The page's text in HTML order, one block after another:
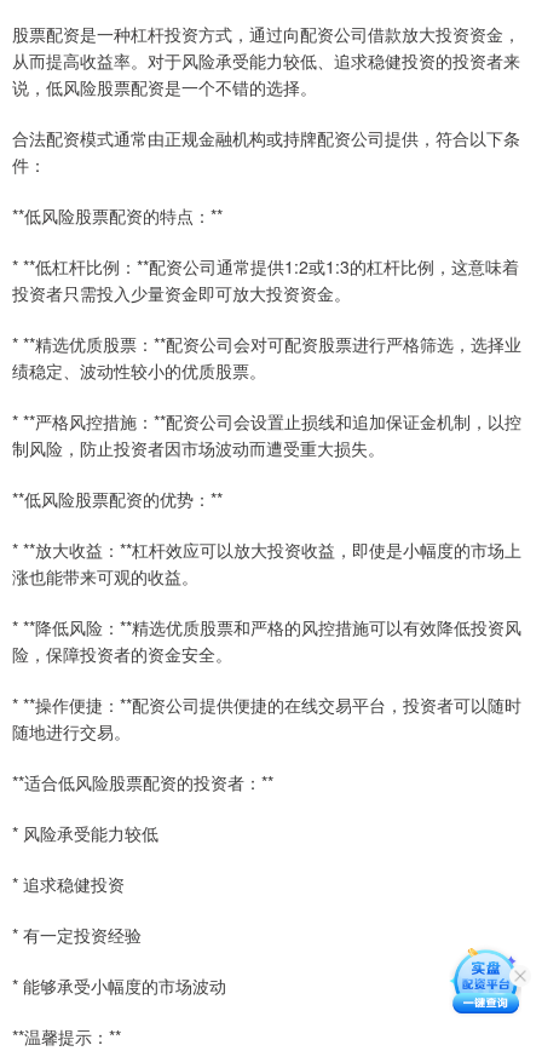
股票配资是一种杠杆投资方式，通过向配资公司借款放大投资资金，
从而提高收益率。对于风险承受能力较低、追求稳健投资的投资者来
说，低风险股票配资是一个不错的选择。
合法配资模式通常由正规金融机构或持牌配资公司提供，符合以下条
件：
**低风险股票配资的特点：**
* **低杠杆比例：**配资公司通常提供1:2或1:3的杠杆比例，这意味着
投资者只需投入少量资金即可放大投资资金。
* **精选优质股票：**配资公司会对可配资股票进行严格筛选，选择业
绩稳定、波动性较小的优质股票。
* **严格风控措施：**配资公司会设置止损线和追加保证金机制，以控
制风险，防止投资者因市场波动而遭受重大损失。
**低风险股票配资的优势：**
* **放大收益：**杠杆效应可以放大投资收益，即使是小幅度的市场上
涨也能带来可观的收益。
* **降低风险：**精选优质股票和严格的风控措施可以有效降低投资风
险，保障投资者的资金安全。
* **操作便捷：**配资公司提供便捷的在线交易平台，投资者可以随时
随地进行交易。
**适合低风险股票配资的投资者：**
* 风险承受能力较低
* 追求稳健投资
* 有一定投资经验
* 能够承受小幅度的市场波动
**温馨提示：**